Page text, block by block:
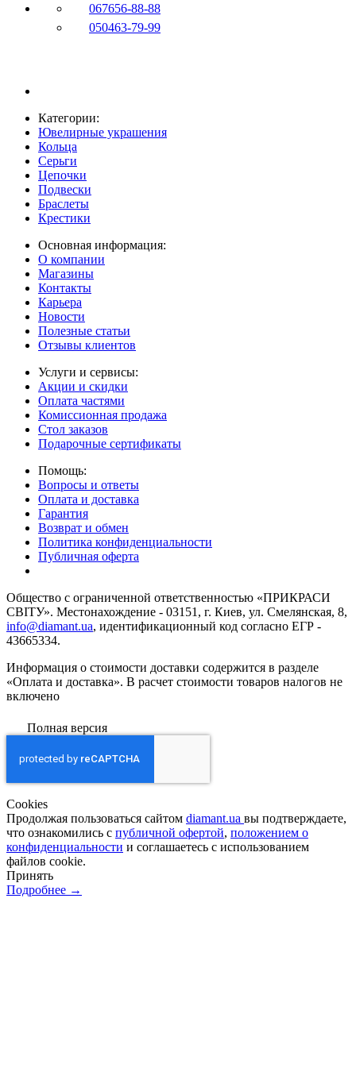
067656-88-88
050463-79-99
Категории:
Ювелирные украшения
Кольца
Серьги
Цепочки
Подвески
Браслеты
Крестики
Основная информация:
О компании
Магазины
Контакты
Карьера
Новости
Полезные статьи
Отзывы клиентов
Услуги и сервисы:
Акции и скидки
Оплата частями
Комиссионная продажа
Стол заказов
Подарочные сертификаты
Помощь:
Вопросы и ответы
Оплата и доставка
Гарантия
Возврат и обмен
Политика конфиденциальности
Публичная оферта
Общество с ограниченной ответственностью «ПРИКРАСИ
СВІТУ». Местонахождение - 03151, г. Киев, ул. Смелянская, 8,
info@diamant.ua, идентификационный код согласно ЕГР -
43665334.
Информация о стоимости доставки содержится в разделе
«Оплата и доставка». В расчет стоимости товаров налогов не
включено
Полная версия
Сookies
Продолжая пользоваться сайтом diamant.ua вы подтверждаете,
что ознакомились с публичной офертой, положением о
конфиденциальности и соглашаетесь с использованием
файлов cookie.
Принять
Подробнее →